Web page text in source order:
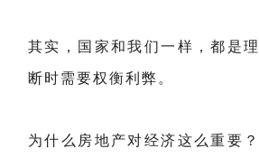
其实，国家和我们一样，都是
断时需要权衡利弊。
为什么房地产对经济这么重要